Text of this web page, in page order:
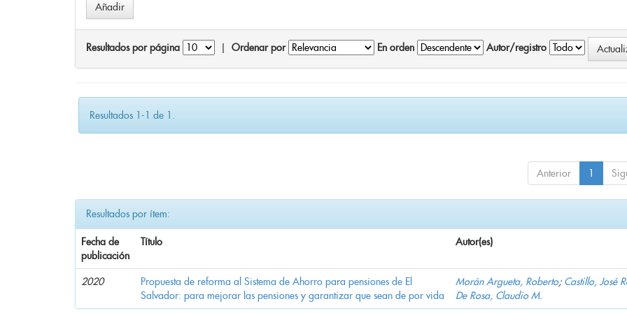
Resultados por página Ordenar por En orden Autor/registro
Resultados 1-1 de 1.
Anterior 1
Resultados por ítem:
Fecha de
publicación
Título Autor(es)
2020
Propuesta de reforma al Sistema de Ahorro para pensiones de El
Salvador: para mejorar las pensiones y garantizar que sean de por vida
Morán Argueta, Roberto; Castillo, José
De Rosa, Claudio M.